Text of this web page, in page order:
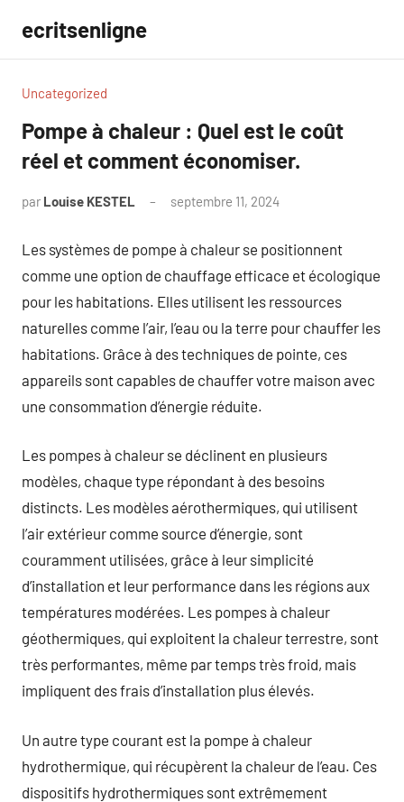
contenu
ecritsenligne
Uncategorized
Pompe à chaleur : Quel est le coût
réel et comment économiser.
par Louise KESTEL septembre 11, 2024
Les systèmes de pompe à chaleur se positionnent
comme une option de chauffage efficace et écologique
pour les habitations. Elles utilisent les ressources
naturelles comme l’air, l’eau ou la terre pour chauffer les
habitations. Grâce à des techniques de pointe, ces
appareils sont capables de chauffer votre maison avec
une consommation d’énergie réduite.
Les pompes à chaleur se déclinent en plusieurs
modèles, chaque type répondant à des besoins
distincts. Les modèles aérothermiques, qui utilisent
l’air extérieur comme source d’énergie, sont
couramment utilisées, grâce à leur simplicité
d’installation et leur performance dans les régions aux
températures modérées. Les pompes à chaleur
géothermiques, qui exploitent la chaleur terrestre, sont
très performantes, même par temps très froid, mais
impliquent des frais d’installation plus élevés.
Un autre type courant est la pompe à chaleur
hydrothermique, qui récupèrent la chaleur de l’eau. Ces
dispositifs hydrothermiques sont extrêmement